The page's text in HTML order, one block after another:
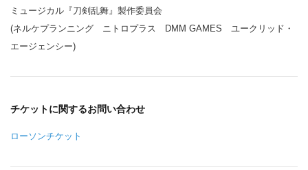
ミュージカル『刀剣乱舞』製作委員会
(ネルケプランニング ニトロプラス DMM GAMES ユークリッド・
エージェンシー)
チケットに関するお問い合わせ
ローソンチケット